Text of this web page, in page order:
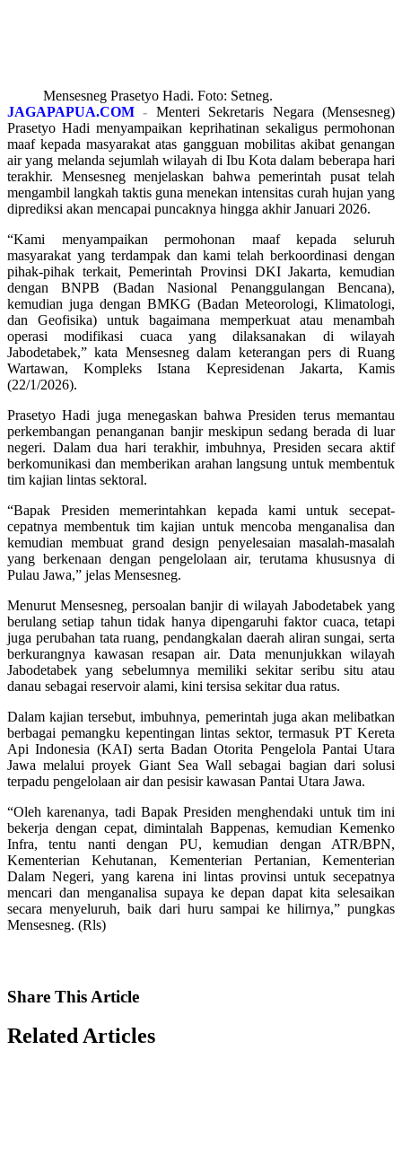
Mensesneg Prasetyo Hadi. Foto: Setneg.
JAGAPAPUA.COM - Menteri Sekretaris Negara (Mensesneg)
Prasetyo Hadi menyampaikan keprihatinan sekaligus permohonan
maaf kepada masyarakat atas gangguan mobilitas akibat genangan
air yang melanda sejumlah wilayah di Ibu Kota dalam beberapa hari
terakhir. Mensesneg menjelaskan bahwa pemerintah pusat telah
mengambil langkah taktis guna menekan intensitas curah hujan yang
diprediksi akan mencapai puncaknya hingga akhir Januari 2026.
“Kami menyampaikan permohonan maaf kepada seluruh
masyarakat yang terdampak dan kami telah berkoordinasi dengan
pihak-pihak terkait, Pemerintah Provinsi DKI Jakarta, kemudian
dengan BNPB (Badan Nasional Penanggulangan Bencana),
kemudian juga dengan BMKG (Badan Meteorologi, Klimatologi,
dan Geofisika) untuk bagaimana memperkuat atau menambah
operasi modifikasi cuaca yang dilaksanakan di wilayah
Jabodetabek,” kata Mensesneg dalam keterangan pers di Ruang
Wartawan, Kompleks Istana Kepresidenan Jakarta, Kamis
(22/1/2026).
Prasetyo Hadi juga menegaskan bahwa Presiden terus memantau
perkembangan penanganan banjir meskipun sedang berada di luar
negeri. Dalam dua hari terakhir, imbuhnya, Presiden secara aktif
berkomunikasi dan memberikan arahan langsung untuk membentuk
tim kajian lintas sektoral.
“Bapak Presiden memerintahkan kepada kami untuk secepat-
cepatnya membentuk tim kajian untuk mencoba menganalisa dan
kemudian membuat grand design penyelesaian masalah-masalah
yang berkenaan dengan pengelolaan air, terutama khususnya di
Pulau Jawa,” jelas Mensesneg.
Menurut Mensesneg, persoalan banjir di wilayah Jabodetabek yang
berulang setiap tahun tidak hanya dipengaruhi faktor cuaca, tetapi
juga perubahan tata ruang, pendangkalan daerah aliran sungai, serta
berkurangnya kawasan resapan air. Data menunjukkan wilayah
Jabodetabek yang sebelumnya memiliki sekitar seribu situ atau
danau sebagai reservoir alami, kini tersisa sekitar dua ratus.
Dalam kajian tersebut, imbuhnya, pemerintah juga akan melibatkan
berbagai pemangku kepentingan lintas sektor, termasuk PT Kereta
Api Indonesia (KAI) serta Badan Otorita Pengelola Pantai Utara
Jawa melalui proyek Giant Sea Wall sebagai bagian dari solusi
terpadu pengelolaan air dan pesisir kawasan Pantai Utara Jawa.
“Oleh karenanya, tadi Bapak Presiden menghendaki untuk tim ini
bekerja dengan cepat, dimintalah Bappenas, kemudian Kemenko
Infra, tentu nanti dengan PU, kemudian dengan ATR/BPN,
Kementerian Kehutanan, Kementerian Pertanian, Kementerian
Dalam Negeri, yang karena ini lintas provinsi untuk secepatnya
mencari dan menganalisa supaya ke depan dapat kita selesaikan
secara menyeluruh, baik dari huru sampai ke hilirnya,” pungkas
Mensesneg. (Rls)
Share This Article
RelatedArticles